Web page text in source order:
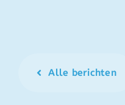
Alle berichten